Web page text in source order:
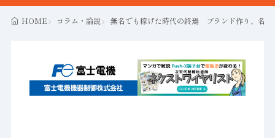
HOME コラム・論説 無名でも稼げた時代の終焉 ブランド作り、名前